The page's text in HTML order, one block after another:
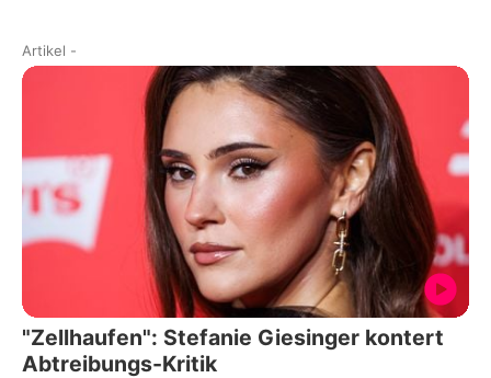
Artikel -
"Zellhaufen": Stefanie Giesinger kontert
Abtreibungs-Kritik